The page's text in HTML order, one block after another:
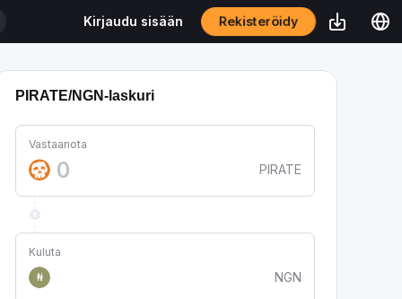
Kirjaudu sisään Rekisteröidy
PIRATE/NGN-laskuri
Vastaanota
PIRATE
Kuluta
₦
NGN